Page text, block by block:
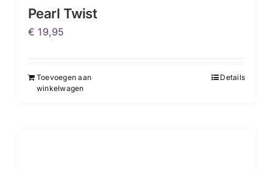
Pearl Twist
€ 19,95
Toevoegen aan
winkelwagen
Details